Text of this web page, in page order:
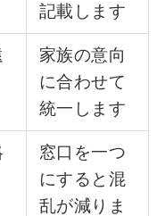
記載します
家族の意向
に合わせて
統一します
窓口を一つ
にすると混
乱が減りま